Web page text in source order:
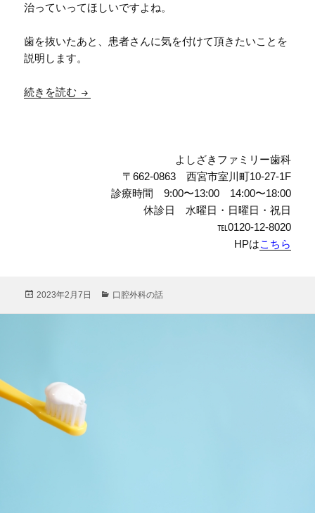
治っていってほしいですよね。
歯を抜いたあと、患者さんに気を付けて頂きたいことを
説明します。
続きを読む 歯を抜いた後はどんなことに注意したらいい？
よしざきファミリー歯科
〒662-0863 西宮市室川町10-27-1F
診療時間 9:00〜13:00 14:00〜18:00
休診日 水曜日・日曜日・祝日
℡0120-12-8020
HPはこちら
投
2023年2月7日
カ
口腔外科の話